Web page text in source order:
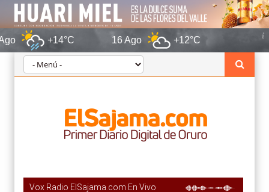
16 Ago +12°C